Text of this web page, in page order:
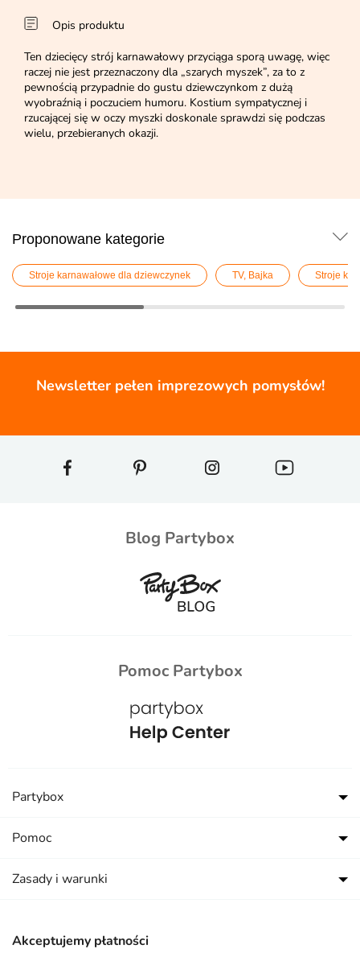
Opis produktu
Ten dziecięcy strój karnawałowy przyciąga sporą uwagę, więc
raczej nie jest przeznaczony dla „szarych myszek”, za to z
pewnością przypadnie do gustu dziewczynkom z dużą
wyobraźnią i poczuciem humoru. Kostium sympatycznej i
rzucającej się w oczy myszki doskonale sprawdzi się podczas
wielu, przebieranych okazji.
Proponowane kategorie
Stroje karnawałowe dla dziewczynek TV, Bajka Stroje
Newsletter pełen imprezowych pomysłów!
Blog Partybox
Pomoc Partybox
Akceptujemy płatności
Partybox
Pomoc
Zasady i warunki